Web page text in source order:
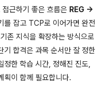
근하기 좋은 흐름은 REG →
를 잡고 TCP로 이어가면 완전
존 지식을 확장하는 방식으로
기 합격은 과목 순서만 잘 정한
정한 학습 시간, 정해진 진도,
획이 함께 필요합니다.